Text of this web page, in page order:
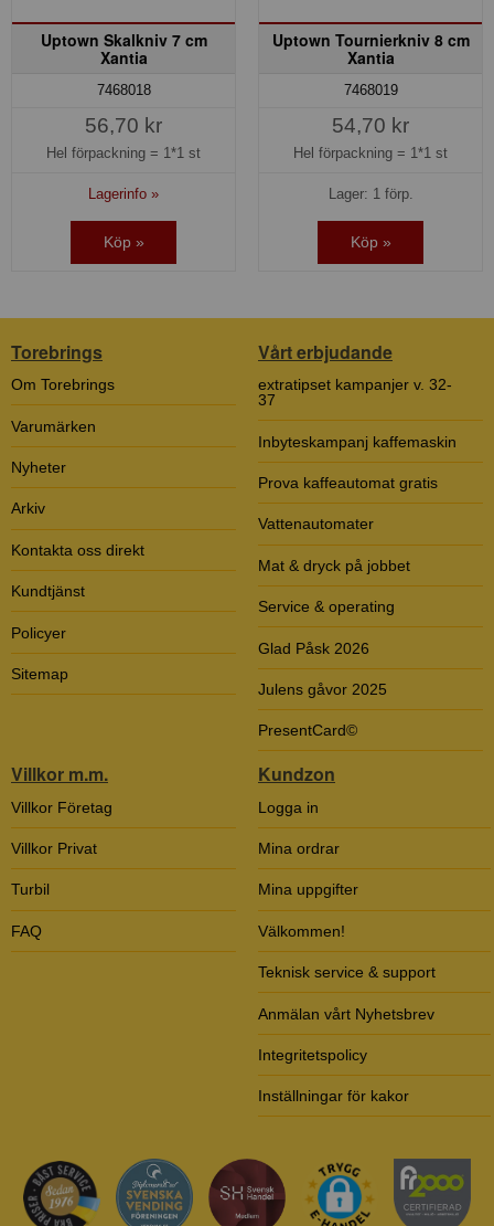
Uptown Skalkniv 7 cm
Xantia
7468018
56,70 kr
Hel förpackning = 1*1 st
Lagerinfo »
Köp »
Uptown Tournierkniv 8 cm
Xantia
7468019
54,70 kr
Hel förpackning = 1*1 st
Lager: 1 förp.
Köp »
Torebrings
Om Torebrings
Varumärken
Nyheter
Arkiv
Kontakta oss direkt
Kundtjänst
Policyer
Sitemap
Vårt erbjudande
extratipset kampanjer v. 32-
37
Inbyteskampanj kaffemaskin
Prova kaffeautomat gratis
Vattenautomater
Mat & dryck på jobbet
Service & operating
Glad Påsk 2026
Julens gåvor 2025
PresentCard©
Villkor m.m.
Villkor Företag
Villkor Privat
Turbil
FAQ
Kundzon
Logga in
Mina ordrar
Mina uppgifter
Välkommen!
Teknisk service & support
Anmälan vårt Nyhetsbrev
Integritetspolicy
Inställningar för kakor